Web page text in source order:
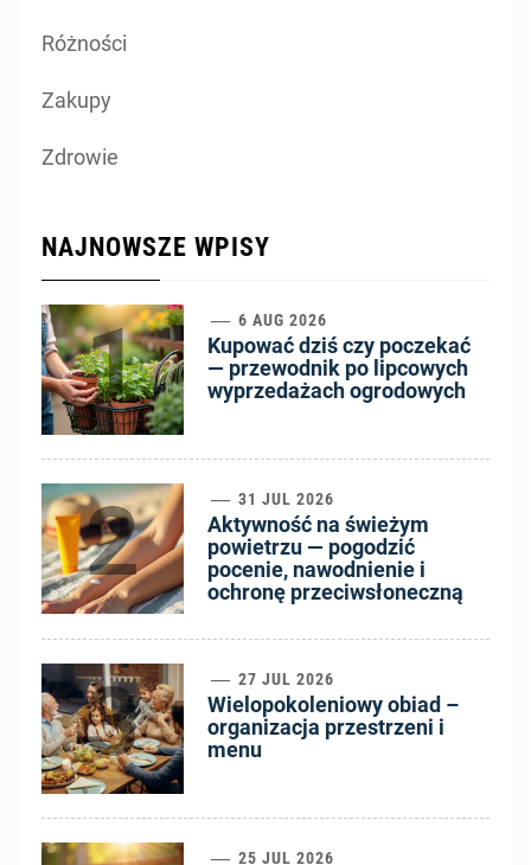
Różności
Zakupy
Zdrowie
NAJNOWSZE WPISY
1 6 AUG 2026
Kupować dziś czy poczekać
— przewodnik po lipcowych
wyprzedażach ogrodowych
2 31 JUL 2026
Aktywność na świeżym
powietrzu — pogodzić
pocenie, nawodnienie i
ochronę przeciwsłoneczną
3 27 JUL 2026
Wielopokoleniowy obiad –
organizacja przestrzeni i
menu
25 JUL 2026